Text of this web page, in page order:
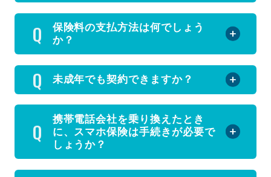
保険料の支払方法は何でしょう
か？
未成年でも契約できますか？
携帯電話会社を乗り換えたとき
に、スマホ保険は手続きが必要で
しょうか？